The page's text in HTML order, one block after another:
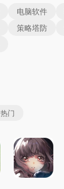
电脑软件
策略塔防
热门